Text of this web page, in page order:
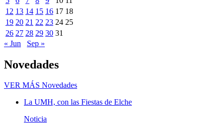
12 13 14 15 16 17 18
19 20 21 22 23 24 25
26 27 28 29 30 31
« Jun
Sep »
Novedades
VER MÁS Novedades
La UMH, con las Fiestas de Elche
Noticia